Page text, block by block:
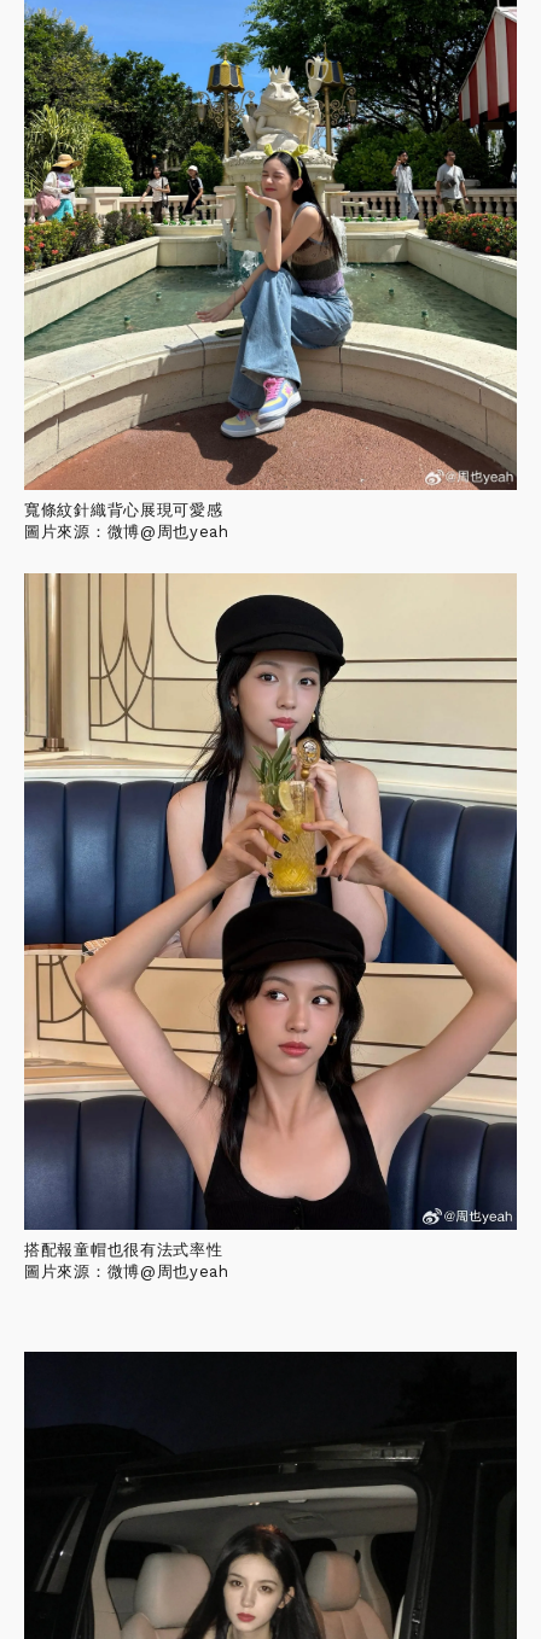
寬條紋針織背心展現可愛感
圖片來源：微博@周也yeah
搭配報童帽也很有法式率性
圖片來源：微博@周也yeah